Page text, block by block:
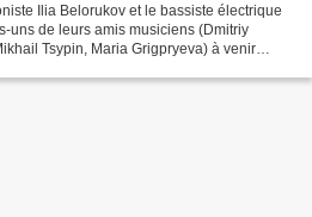
Ilia Belorukov et le bassiste électrique
uns de leurs amis musiciens (Dmitriy
Tsypin, Maria Grigpryeva) à venir